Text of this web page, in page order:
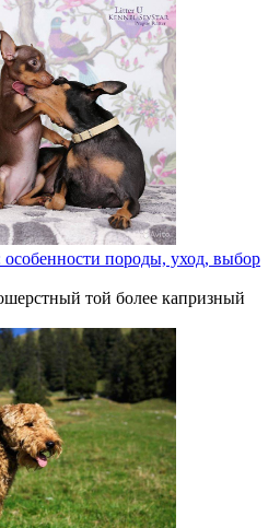
особенности породы, уход, выбор
той более капризный